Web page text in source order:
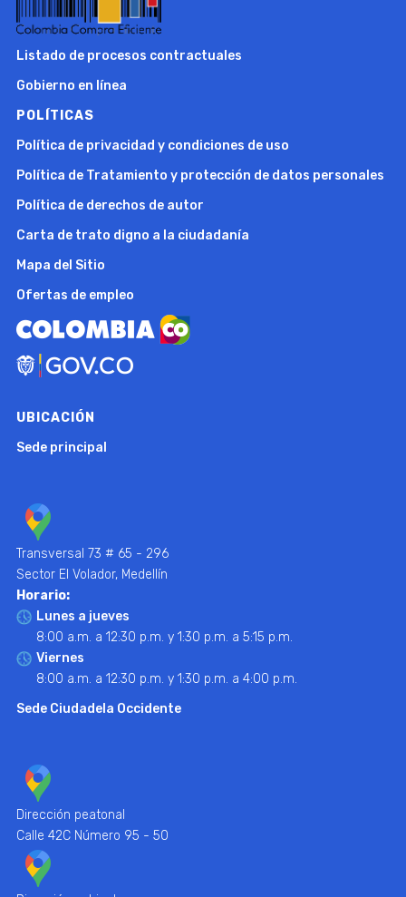
Listado de procesos contractuales
Gobierno en línea
POLÍTICAS
Política de privacidad y condiciones de uso
Política de Tratamiento y protección de datos personales
Política de derechos de autor
Carta de trato digno a la ciudadanía
Mapa del Sitio
Ofertas de empleo
UBICACIÓN
Sede principal
Transversal 73 # 65 - 296
Sector El Volador, Medellín
Horario:
Lunes a jueves
8:00 a.m. a 12:30 p.m. y 1:30 p.m. a 5:15 p.m.
Viernes
8:00 a.m. a 12:30 p.m. y 1:30 p.m. a 4:00 p.m.
Sede Ciudadela Occidente
Dirección peatonal
Calle 42C Número 95 - 50